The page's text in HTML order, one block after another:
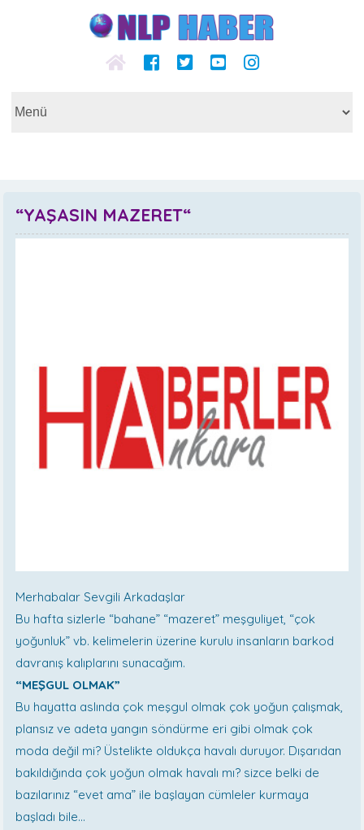
“YAŞASIN MAZERET“
Merhabalar Sevgili Arkadaşlar
Bu hafta sizlerle “bahane” “mazeret” meşguliyet, “çok
yoğunluk” vb. kelimelerin üzerine kurulu insanların barkod
davranış kalıplarını sunacağım.
“MEŞGUL OLMAK”
Bu hayatta aslında çok meşgul olmak çok yoğun çalışmak,
plansız ve adeta yangın söndürme eri gibi olmak çok
moda değil mi? Üstelikte oldukça havalı duruyor. Dışarıdan
bakıldığında çok yoğun olmak havalı mı? sizce belki de
bazılarınız “evet ama” ile başlayan cümleler kurmaya
başladı bile…